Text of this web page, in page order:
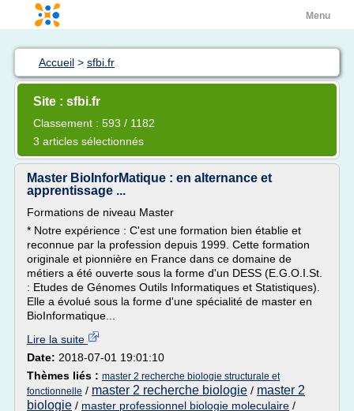
Menu
Accueil > sfbi.fr
Site : sfbi.fr
Classement : 593 / 1182
3 articles sélectionnés
Master BioInforMatique : en alternance et
apprentissage ...
Formations de niveau Master
* Notre expérience : C'est une formation bien établie et
reconnue par la profession depuis 1999. Cette formation
originale et pionnière en France dans ce domaine de
métiers a été ouverte sous la forme d'un DESS (E.G.O.I.St.
: Etudes de Génomes Outils Informatiques et Statistiques).
Elle a évolué sous la forme d'une spécialité de master en
BioInformatique...
Lire la suite
Date: 2018-07-01 19:01:10
Thèmes liés : master 2 recherche biologie structurale et
fonctionnelle / master 2 recherche biologie / master 2
biologie / master professionnel biologie moleculaire /